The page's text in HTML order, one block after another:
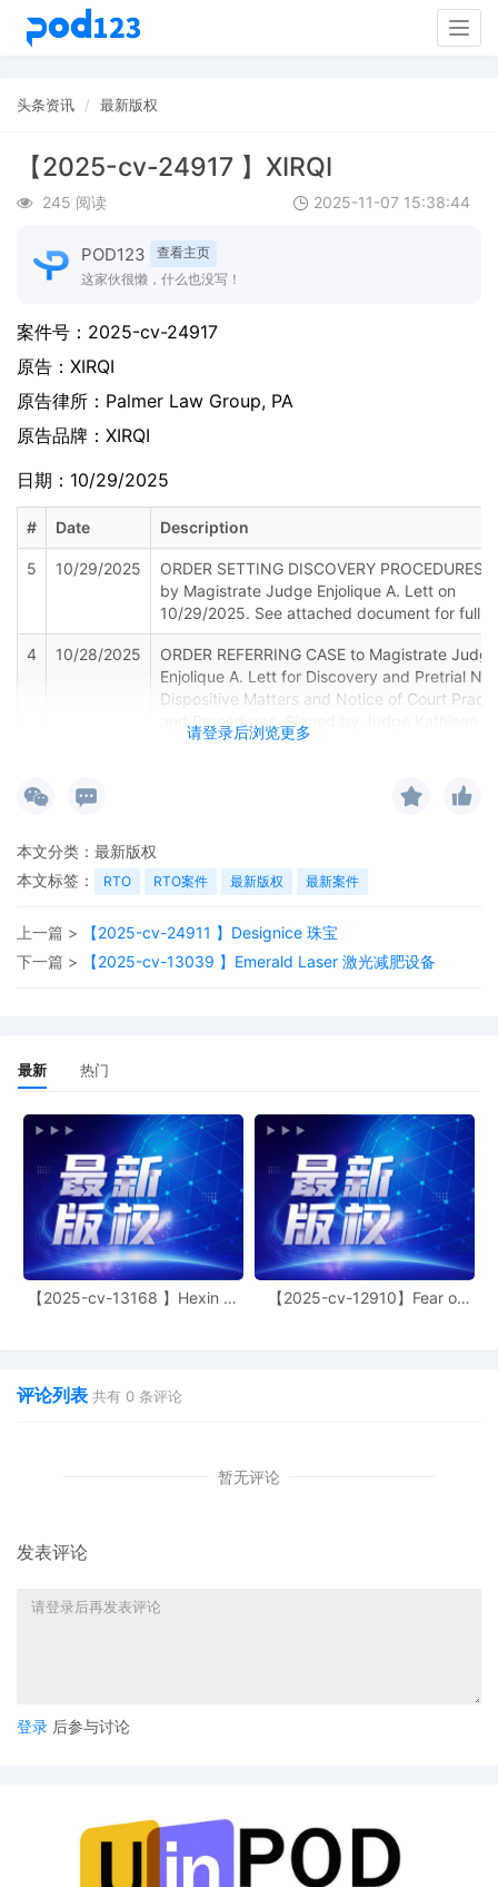
头条资讯 最新版权
【2025-cv-24917 】XIRQI
245 阅读 2025-11-07 15:38:44
POD123
查看主页
这家伙很懒，什么也没写！
请登录后浏览更多
案件号： 2025-cv-24917
原告： XIRQI
原告律所：Palmer Law Group, PA
原告品牌： XIRQI
日期：10/29/2025
# Date Description
5 10/29/2025
ORDER SETTING DISCOVERY PROCEDURES.
by Magistrate Judge Enjolique A. Lett on
10/29/2025. See attached document for full
4 10/28/2025
ORDER REFERRING CASE to Magistrate Judge
Enjolique A. Lett for Discovery and Pretrial
Dispositive Matters and Notice of Court
and Procedures. Signed by Judge Kathleen
Williams on 10/28/2025. See attached
3 10/24/2025
FORM AO 120 SENT TO DIRECTOR OF U.S.
10/24/2025
Clerks Notice of Judge Assignment to Judge
Kathleen M. Williams. Pursuant to 28 USC
Magistrate Judge Enjolique A. Lett is
handle any or all proceedings in this case. If
1 10/24/2025
A. Filing fees $ 405.00 receipt number
18899497, filed by ALBION BRAND
本文分类： 最新版权
本文标签：
RTO RTO案件 最新版权 最新案件
上一篇 >
【2025-cv-24911 】Designice 珠宝
下一篇 >
【2025-cv-13039 】Emerald Laser 激光减肥设备
最新 热门
【2025-cv-13168 】Hexin 塑
【2025-cv-12910】Fear of
评论列表 共有 0 条评论
暂无评论
发表评论
登录 后参与讨论